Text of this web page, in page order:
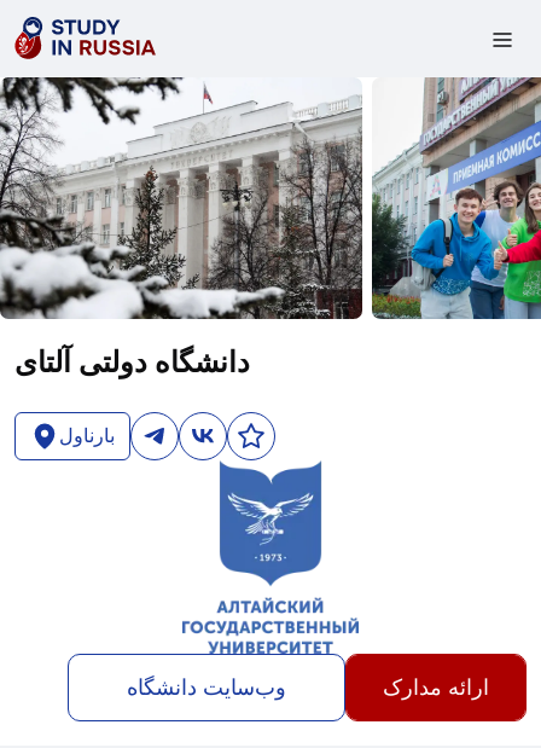
دانشگاه دولتی آلتای
بارناول
وب‌سایت دانشگاه ارائه مدارک